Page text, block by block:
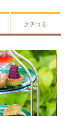
クチコミ